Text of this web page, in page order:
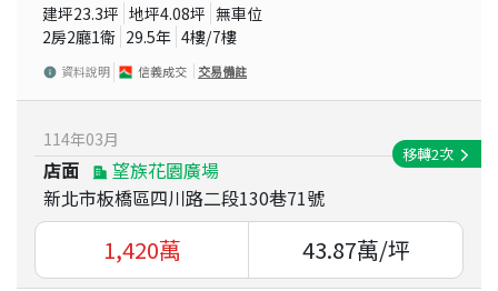
建坪23.3坪 地坪4.08坪 無車位
2房2廳1衛 29.5年 4樓/7樓
資料說明 信義成交 交易備註
114年03月
店面
望族花園廣場
新北市板橋區四川路二段130巷71號
移轉2次
1,420萬 43.87萬/坪